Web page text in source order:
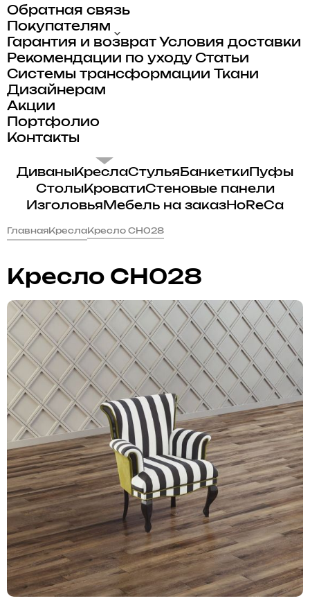
Обратная связь
Покупателям
Гарантия и возврат Условия доставки
Рекомендации по уходу Статьи
Системы трансформации
Ткани
Дизайнерам
Акции
Портфолио
Контакты
ДиваныКреслаСтульяБанкеткиПуфы
СтолыКроватиСтеновые панели
Изголовья Мебель на заказHoReCa
ГлавнаяКреслаКресло CH028
Кресло CH028